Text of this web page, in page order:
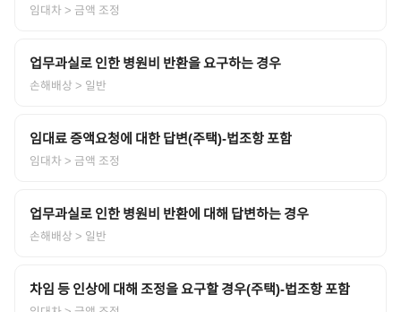
임대차> 금액 조정
업무과실로 인한 병원비 반환을 요구하는 경우
손해배상 > 일반
임대료 증액요청에 대한 답변(주택)-법조항 포함
임대차> 금액 조정
업무과실로 인한 병원비 반환에 대해 답변하는 경우
손해배상 > 일반
차임 등 인상에 대해 조정을 요구할 경우(주택)-법조항 포함